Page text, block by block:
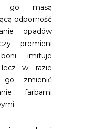
go masą
odporność
opadów
promieni
imituje
lecz w razie
go zmienić
farbami